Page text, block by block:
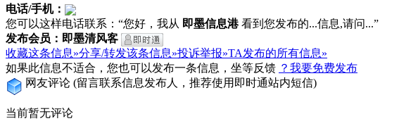
电话/手机：
您可以这样电话联系：“您好，我从 即墨信息港看到您发布的...信息,请问...”
发布会员：即墨清风客
收藏这条信息»分享/转发该条信息»投诉举报»TA发布的所有信息»
如果此信息不适合，您也可以发布一条信息，坐等反馈 ？我要免费发布
网友评论 (留言联系信息发布人，推荐使用即时通站内短信)
当前暂无评论